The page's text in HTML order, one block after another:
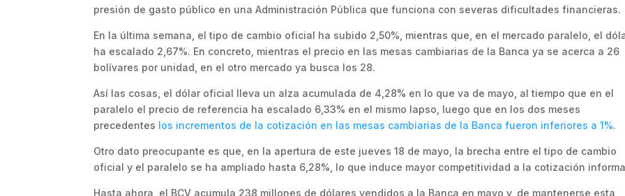
presión de gasto público en una Administración Pública que funciona con severas dificultades financieras.
En la última semana, el tipo de cambio oficial ha subido 2,50%, mientras que, en el mercado paralelo, el
ha escalado 2,67%. En concreto, mientras el precio en las mesas cambiarias de la Banca ya se acerca a 26
bolívares por unidad, en el otro mercado ya busca los 28.
Así las cosas, el dólar oficial lleva un alza acumulada de 4,28% en lo que va de mayo, al tiempo que en el
paralelo el precio de referencia ha escalado 6,33% en el mismo lapso, luego que en los dos meses
precedentes los incrementos de la cotización en las mesas cambiarias de la Banca fueron inferiores a 1%.
Otro dato preocupante es que, en la apertura de este jueves 18 de mayo, la brecha entre el tipo de cambio
oficial y el paralelo se ha ampliado hasta 6,28%, lo que induce mayor competitividad a la cotización
Hasta ahora, el BCV acumula 238 millones de dólares vendidos a la Banca en mayo y, de mantenerse esta